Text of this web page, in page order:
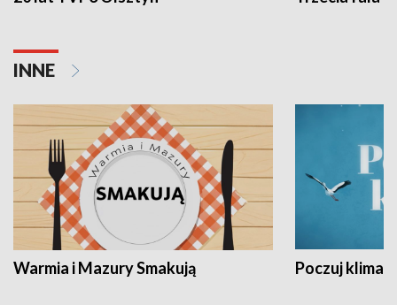
INNE
Warmia i Mazury Smakują Poczuj klimat